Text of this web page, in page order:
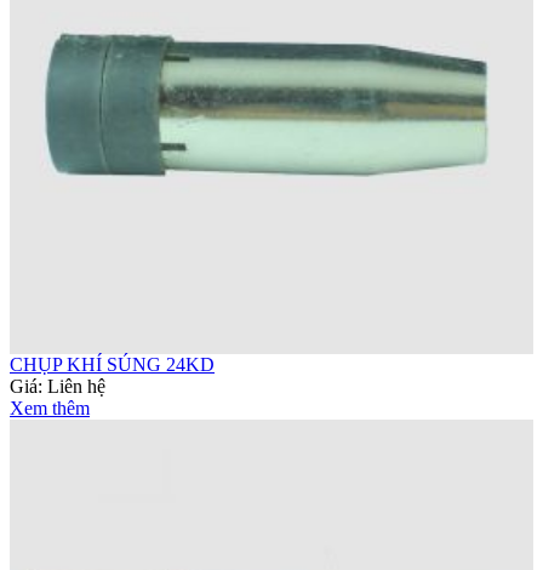
CHỤP KHÍ SÚNG 24KD
Giá: Liên hệ
Xem thêm